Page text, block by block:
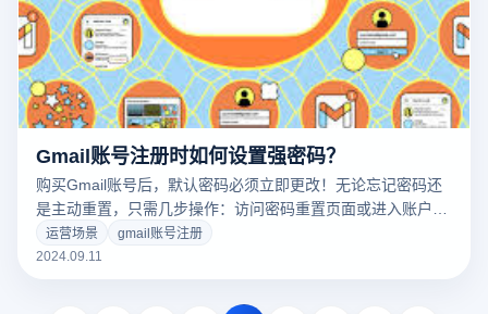
Gmail账号注册时如何设置强密码？
购买Gmail账号后，默认密码必须立即更改！无论忘记密码还
是主动重置，只需几步操作：访问密码重置页面或进入账户设
置，验证身份后即可设置更安全的新密码。定期更新并混合大
小写字母、数字和符号，让黑客无从下手。接下来云登指纹浏
运营场景
gmail账号注册
2024.09.11